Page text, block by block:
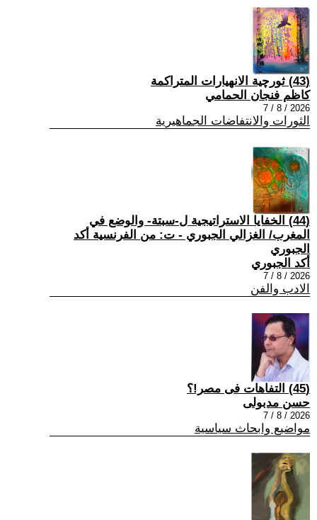
(43) ثورچية الانهيارات المتراكمة
كاظم فنجان الحمامي
2026 / 8 / 7
الثورات والانتفاضات الجماهيرية
(44) الخفايا الاستراتيجية ل-سبتة- والوضع في
المغرب/ الغزالي الجبوري - ت: من الفرنسية أكد
الجبوري
أكد الجبوري
2026 / 8 / 7
الادب والفن
(45) التفاهات فى مصر!؟
حسن مدبولى
2026 / 8 / 7
مواضيع وابحاث سياسية